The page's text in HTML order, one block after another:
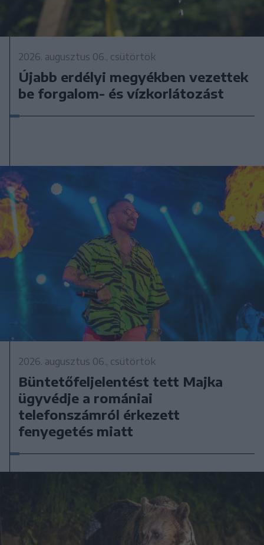
2026. augusztus 06., csütörtök
Újabb erdélyi megyékben vezettek
be forgalom- és vízkorlátozást
2026. augusztus 06., csütörtök
Büntetőfeljelentést tett Majka
ügyvédje a romániai
telefonszámról érkezett
fenyegetés miatt